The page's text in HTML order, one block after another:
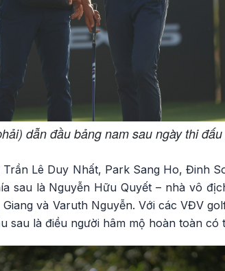
dẫn đầu bảng nam sau ngày thi
Lê Duy Nhất, Park Sang Ho, Đinh
sau là Nguyễn Hữu Quyết – nhà vô
và Varuth Nguyễn. Với các VĐV
sau là điều người hâm mộ hoàn toàn có